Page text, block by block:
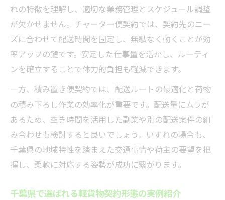
れの特徴を理解し、適切な業務管理とスケジュール調整
が欠かせません。チャーター便契約では、契約先のニー
ズに合わせて配送時間を固定し、無駄なく動くことが効
率アップの鍵です。安定した仕事量を活かし、ルーティ
ンを確立することで体力的負担も軽減できます。
一方、積み置き便契約では、配送ルートの最適化と荷物
の積み下ろし作業の効率化が重要です。配送量にムラが
あるため、空き時間を活用した副業や別の配送案件の組
み合わせも検討すると良いでしょう。いずれの場合も、
千葉県の地域特性を踏まえた交通事情や荷主の要望を把
握し、柔軟に対応する姿勢が成功に繋がります。
千葉県で選ばれる軽貨物契約形態の実例紹介